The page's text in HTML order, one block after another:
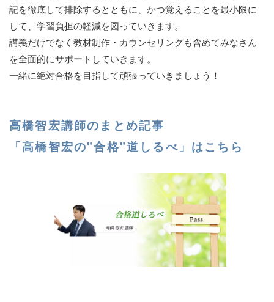
記を徹底して排除するとともに、かつ覚えることを最小限に
して、学習負担の軽減を図っていきます。
講義だけでなく教材制作・カウンセリングも含めてみなさん
を全面的にサポートしていきます。
一緒に絶対合格を目指して頑張っていきましょう！
高橋智宏講師のまとめ記事
「高橋智宏の"合格"道しるべ」はこちら